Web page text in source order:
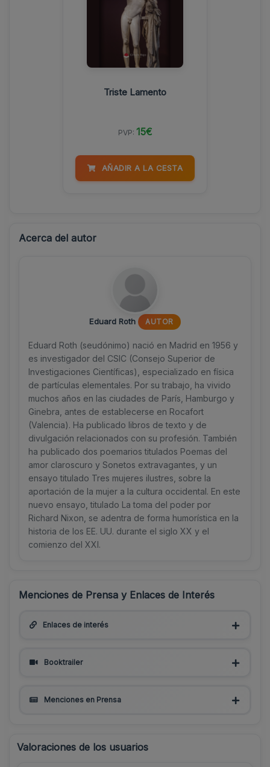
Triste Lamento
PVP: 15€
AÑADIR A LA CESTA
Acerca del autor
Eduard Roth AUTOR
Eduard Roth (seudónimo) nació en Madrid en 1956 y
es investigador del CSIC (Consejo Superior de
Investigaciones Científicas), especializado en física
de partículas elementales. Por su trabajo, ha vivido
muchos años en las ciudades de París, Hamburgo y
Ginebra, antes de establecerse en Rocafort
(Valencia). Ha publicado libros de texto y de
divulgación relacionados con su profesión. También
ha publicado dos poemarios titulados Poemas del
amor claroscuro y Sonetos extravagantes, y un
ensayo titulado Tres mujeres ilustres, sobre la
aportación de la mujer a la cultura occidental. En este
nuevo ensayo, titulado La toma del poder por
Richard Nixon, se adentra de forma humorística en la
historia de los EE. UU. durante el siglo XX y el
comienzo del XXI.
Menciones de Prensa y Enlaces de Interés
Enlaces de interés
Booktrailer
Menciones en Prensa
Valoraciones de los usuarios